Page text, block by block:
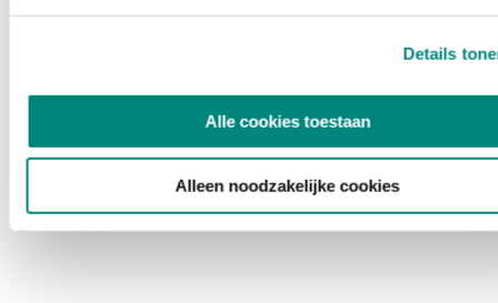
Details
Alle cookies toestaan
Alleen noodzakelijke cookies